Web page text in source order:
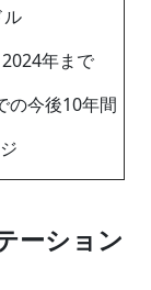
ル
年まで
の今後10年間
ーション